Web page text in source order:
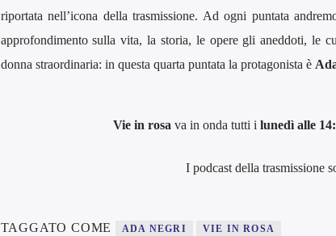
riportata nell’icona della trasmissione. Ad ogni puntata
approfondimento sulla vita, la storia, le opere gli aneddoti, le
donna straordinaria: in questa quarta puntata la protagonista è
Vie in rosa va in onda tutti i lunedì alle
I podcast della trasmissione
TAGGATO COME ADA NEGRI VIE IN ROSA